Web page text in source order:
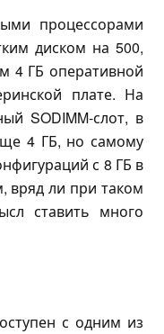
процессорами
диском на 500,
4 ГБ оперативной
плате. На
SODIMM-слот, в
4 ГБ, но самому
с 8 ГБ в
вряд ли при таком
ставить много
с одним из